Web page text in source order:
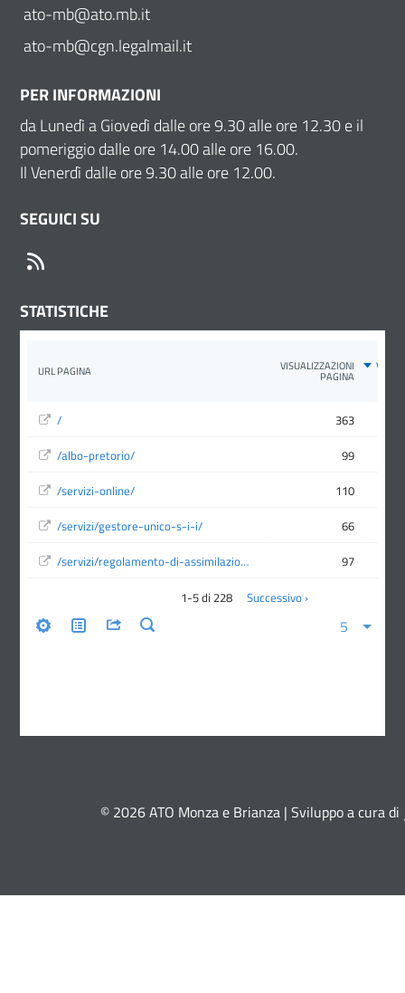
ato-mb@ato.mb.it
ato-mb@cgn.legalmail.it
PER INFORMAZIONI
da Lunedì a Giovedì dalle ore 9.30 alle ore 12.30 e il
pomeriggio dalle ore 14.00 alle ore 16.00.
Il Venerdì dalle ore 9.30 alle ore 12.00.
SEGUICI SU
STATISTICHE
© 2026 ATO Monza e Brianza | Sviluppo a cura di